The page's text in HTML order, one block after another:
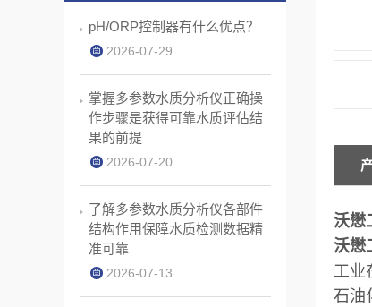
沃懋
沃懋
工业
石油
pH/ORP控制器有什么优点？
2026-07-29
掌握多参数水质分析仪正确操
作步骤是获得可靠水质评估结
果的前提
2026-07-20
了解多参数水质分析仪各部件
结构作用保障水质检测数据精
准可靠
2026-07-13